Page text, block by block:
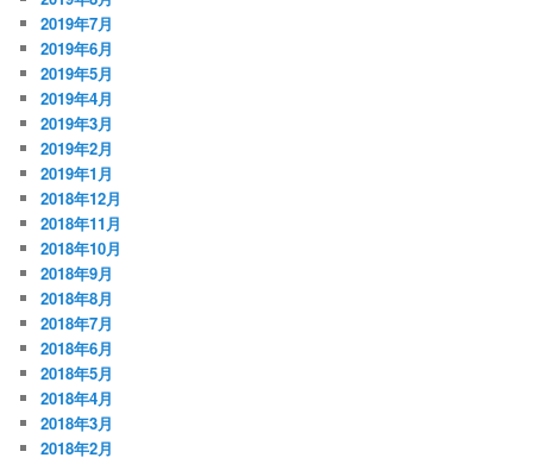
2019年7月
2019年6月
2019年5月
2019年4月
2019年3月
2019年2月
2019年1月
2018年12月
2018年11月
2018年10月
2018年9月
2018年8月
2018年7月
2018年6月
2018年5月
2018年4月
2018年3月
2018年2月